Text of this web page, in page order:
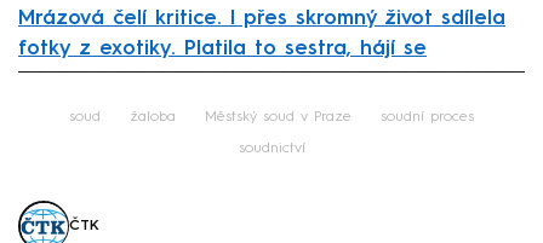
Mrázová čelí kritice. I přes skromný život sdílela
fotky z exotiky. Platila to sestra, hájí se
soud žaloba Městský soud v Praze soudní proces
soudnictví
ČTK